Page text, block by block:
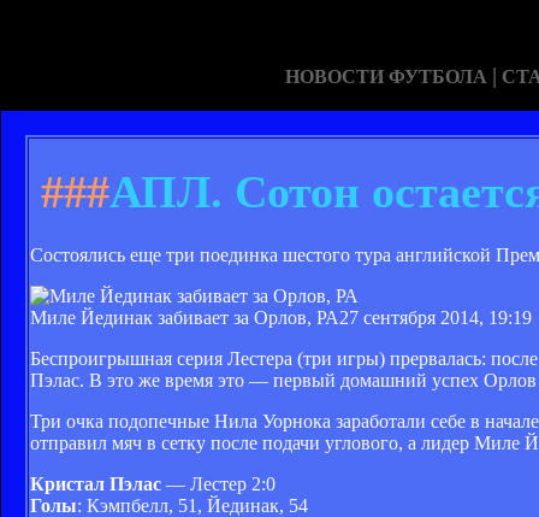
НОВОСТИ ФУТБОЛА |
###АПЛ. Сотон
Состоялись еще три поединка шестого тура английской
Миле Йединак забивает за Орлов, РА27 сентября 2014, 19:19
Беспроигрышная серия Лестера (три игры) прервалась:
Пэлас. В это же время это — первый домашний успех
Три очка подопечные Нила Уорнока заработали себе в
отправил мяч в сетку после подачи углового, а лидер
Кристал Пэлас — Лестер 2:0
Голы: Кэмпбелл, 51, Йединак, 54